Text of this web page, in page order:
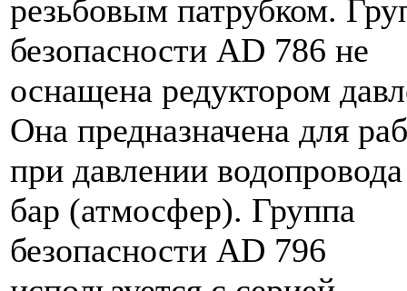
резьбовым патрубком.
безопасности AD 786 не
оснащена редуктором
Она предназначена для
при давлении
бар (атмосфер). Группа
безопасности AD 796